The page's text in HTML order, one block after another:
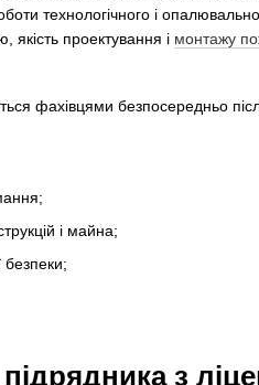
технологічного і
якість проектування і монтажу
фахівцями безпосередньо
і майна;
безпеки;
з